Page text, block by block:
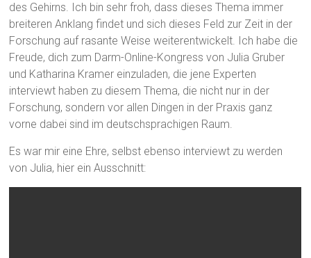
des Gehirns. Ich bin sehr froh, dass dieses Thema immer
breiteren Anklang findet und sich dieses Feld zur Zeit in der
Forschung auf rasante Weise weiterentwickelt. Ich habe die
Freude, dich zum Darm-Online-Kongress von Julia Gruber
und Katharina Kramer einzuladen, die jene Experten
interviewt haben zu diesem Thema, die nicht nur in der
Forschung, sondern vor allen Dingen in der Praxis ganz
vorne dabei sind im deutschsprachigen Raum.
Es war mir eine Ehre, selbst ebenso interviewt zu werden
von Julia, hier ein Ausschnitt: